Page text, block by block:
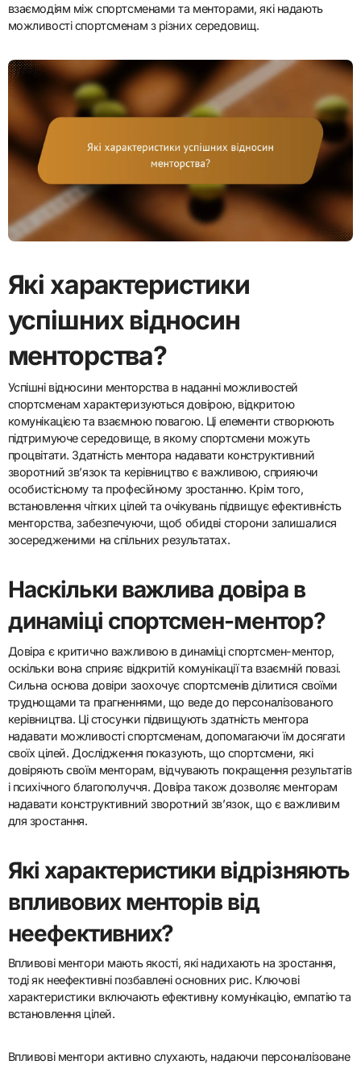
взаємодіям між спортсменами та менторами, які надають
можливості спортсменам з різних середовищ.
Які характеристики
успішних відносин
менторства?
Успішні відносини менторства в наданні можливостей
спортсменам характеризуються довірою, відкритою
комунікацією та взаємною повагою. Ці елементи створюють
підтримуюче середовище, в якому спортсмени можуть
процвітати. Здатність ментора надавати конструктивний
зворотний зв’язок та керівництво є важливою, сприяючи
особистісному та професійному зростанню. Крім того,
встановлення чітких цілей та очікувань підвищує ефективність
менторства, забезпечуючи, щоб обидві сторони залишалися
зосередженими на спільних результатах.
Наскільки важлива довіра в
динаміці спортсмен-ментор?
Довіра є критично важливою в динаміці спортсмен-ментор,
оскільки вона сприяє відкритій комунікації та взаємній повазі.
Сильна основа довіри заохочує спортсменів ділитися своїми
труднощами та прагненнями, що веде до персоналізованого
керівництва. Ці стосунки підвищують здатність ментора
надавати можливості спортсменам, допомагаючи їм досягати
своїх цілей. Дослідження показують, що спортсмени, які
довіряють своїм менторам, відчувають покращення результатів
і психічного благополуччя. Довіра також дозволяє менторам
надавати конструктивний зворотний зв’язок, що є важливим
для зростання.
Які характеристики відрізняють
впливових менторів від
неефективних?
Впливові ментори мають якості, які надихають на зростання,
тоді як неефективні позбавлені основних рис. Ключові
характеристики включають ефективну комунікацію, емпатію та
встановлення цілей.
Впливові ментори активно слухають, надаючи персоналізоване